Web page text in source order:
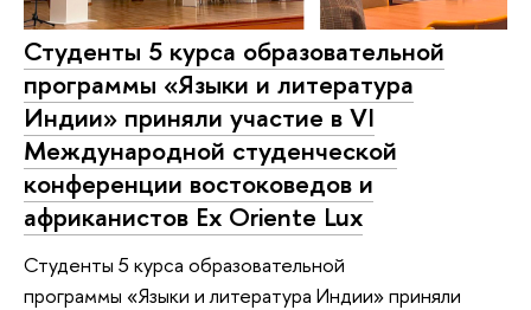
Студенты 5 курса образовательной
программы «Языки и литература
Индии» приняли участие в VI
Международной студенческой
конференции востоковедов и
африканистов Ex Oriente Lux
Студенты 5 курса образовательной
программы «Языки и литература Индии» приняли